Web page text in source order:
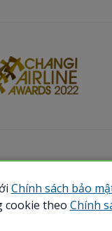
Chính sách bảo
cookie theo Chính